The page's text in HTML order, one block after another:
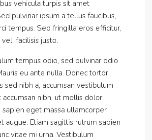
vehicula turpis sit amet
pulvinar ipsum a tellus faucibus,
tempus. Sed fringilla eros efficitur,
facilisis justo.
tempus odio, sed pulvinar odio
eu ante nulla. Donec tortor
sed nibh a, accumsan vestibulum
accumsan nibh, ut mollis dolor.
eget massa ullamcorper
augue. Etiam sagittis rutrum sapien
vitae mi urna. Vestibulum